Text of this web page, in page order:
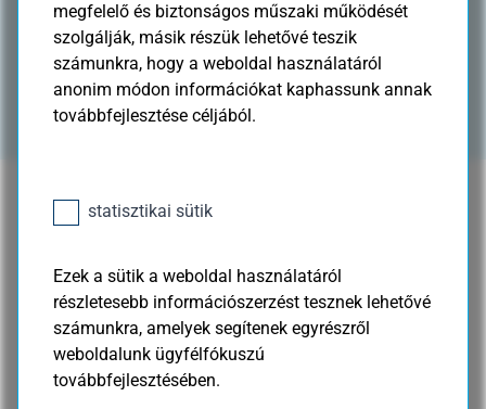
az RTL Fókusz riportja a K&H jövő gyógyítói
közönségszavazásról
megfelelő és biztonságos műszaki működését
szolgálják, másik részük lehetővé teszik
számunkra, hogy a weboldal használatáról
anonim módon információkat kaphassunk annak
továbbfejlesztése céljából.
statisztikai sütik
Ezek a sütik a weboldal használatáról
részletesebb információszerzést tesznek lehetővé
számunkra, amelyek segítenek egyrészről
weboldalunk ügyfélfókuszú
továbbfejlesztésében.